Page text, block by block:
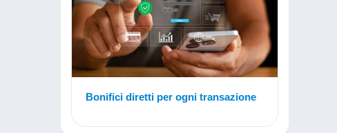
Bonifici diretti per ogni transazione